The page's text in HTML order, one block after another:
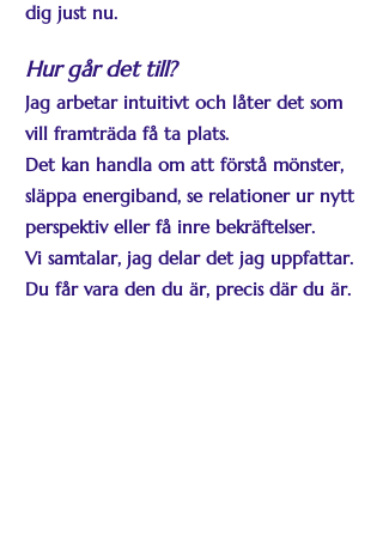
dig just nu.
Hur går det till?
Jag arbetar intuitivt och låter det som
vill framträda få ta plats.
Det kan handla om att förstå mönster,
släppa energiband, se relationer ur nytt
perspektiv eller få inre bekräftelser.
Vi samtalar, jag delar det jag uppfattar.
Du får vara den du är, precis där du är.